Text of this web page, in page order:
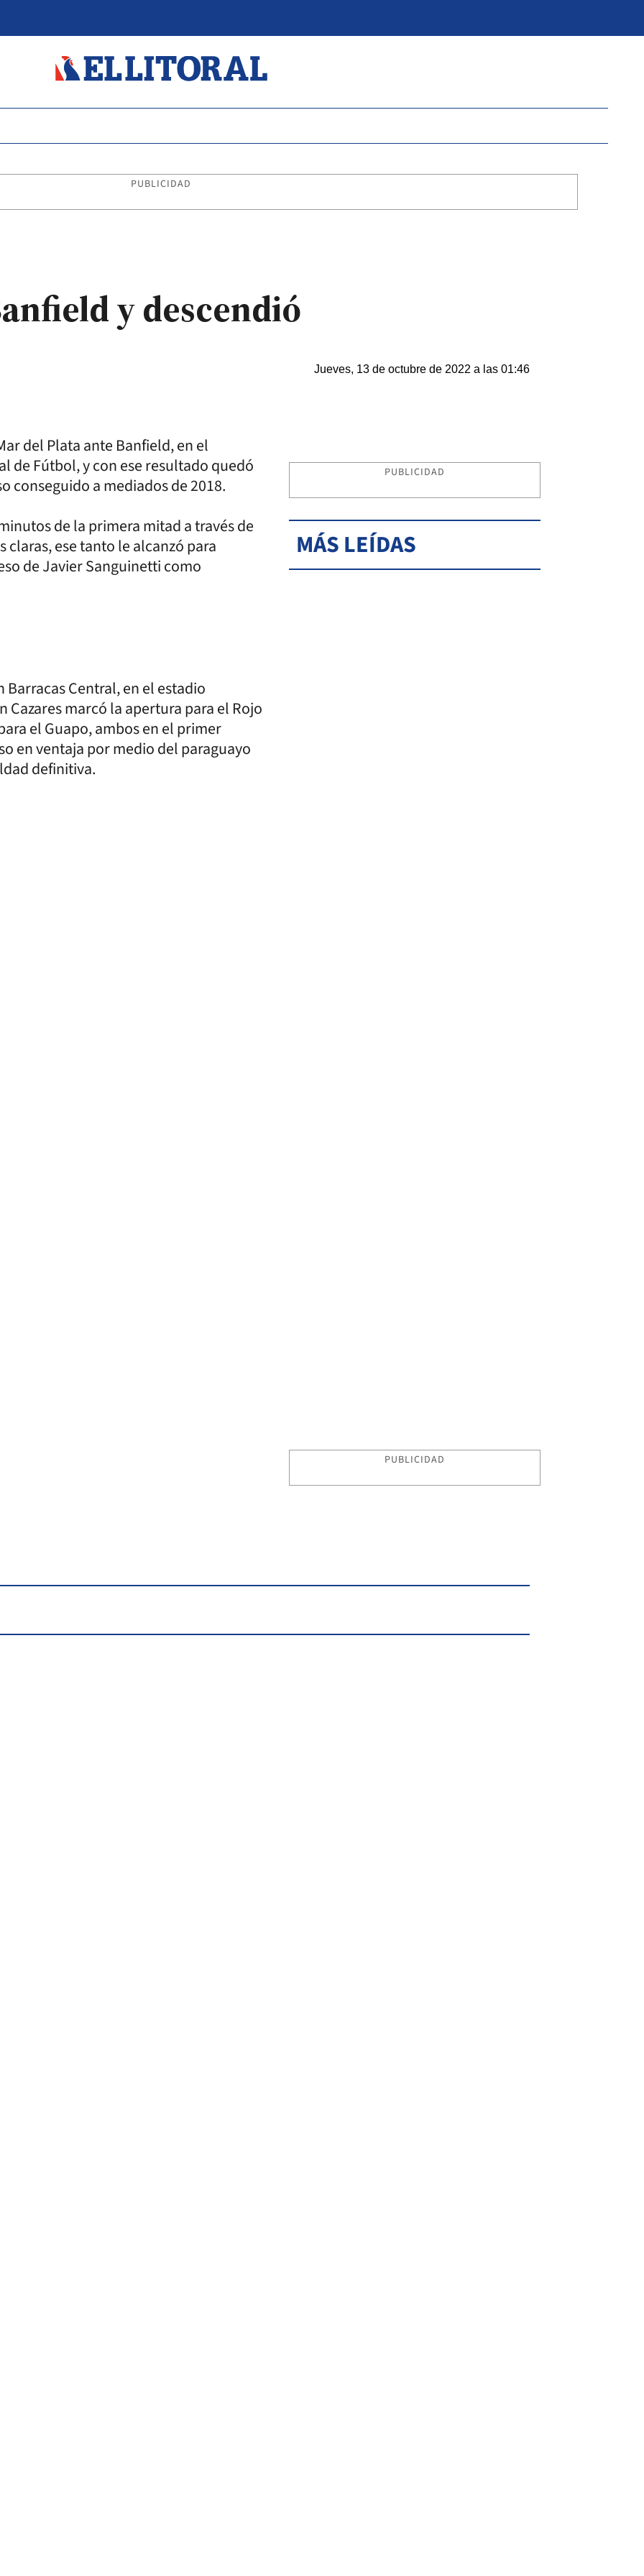
PUBLICIDAD
y descendió
Jueves, 13 de octubre de 2022 a las 01:46
del Plata ante Banfield, en el
de Fútbol, y con ese resultado quedó
conseguido a mediados de 2018.
de la primera mitad a través de
claras, ese tanto le alcanzó para
de Javier Sanguinetti como
Central, en el estadio
marcó la apertura para el Rojo
el Guapo, ambos en el primer
en ventaja por medio del paraguayo
definitiva.
PUBLICIDAD
MÁS LEÍDAS
PUBLICIDAD